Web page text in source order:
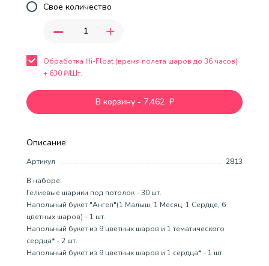
Описание
Артикул
2813
В наборе:
Гелиевые шарики под потолок - 30 шт.
Напольный букет "Ангел"(1 Малыш, 1 Месяц, 1 Сердце, 6
цветных шаров) - 1 шт.
Напольный букет из 9 цветных шаров и 1 тематического
сердца* - 2 шт.
Напольный букет из 9 цветных шаров и 1 сердца* - 1 шт.
Свое количество
- +
Обработка Hi-Float (время полета шаров до 36 часов)
+ 630₽/Шт.
В корзину - 7,462 ₽